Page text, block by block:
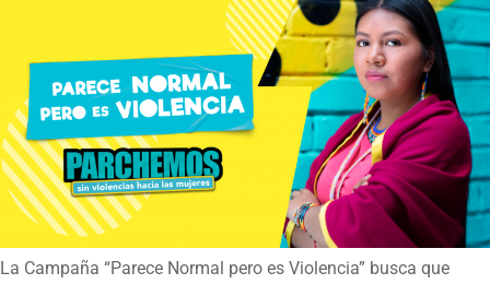
La Campaña “Parece Normal pero es Violencia” busca que